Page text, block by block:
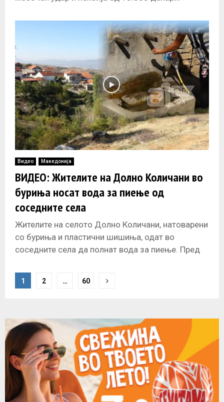
Видео Македонија
ВИДЕО: Жителите на Долно Количани во
буриња носат вода за пиење од
соседните села
Жителите на селото Долно Количани, натоварени
со буриња и пластични шишиња, одат во
соседните села да полнат вода за пиење. Пред
s
t
s
n
a
1 2 … 60